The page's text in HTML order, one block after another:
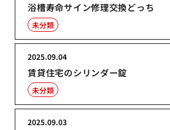
浴槽寿命サイン修理交換どっち
未分類
賃貸住宅のシリンダー錠
2025.09.04
未分類
2025.09.03